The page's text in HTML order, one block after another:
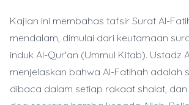
Kajian ini membahas tafsir Surat Al-
mendalam, dimulai dari keutamaan
induk Al-Qur'an (Ummul Kitab). Ustadz
menjelaskan bahwa Al-Fatihah adalah
dibaca dalam setiap rakaat shalat,